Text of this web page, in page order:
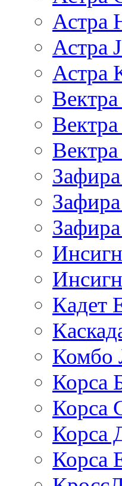
Астра
Астра
Астра
Кадет
Комбо
Корса
Корса
Корса
Корса